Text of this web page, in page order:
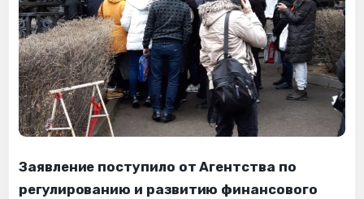
Заявление поступило от Агентства по
регулированию и развитию финансового